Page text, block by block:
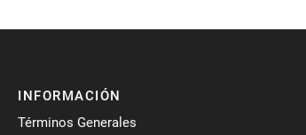
INFORMACIÓN
Términos Generales